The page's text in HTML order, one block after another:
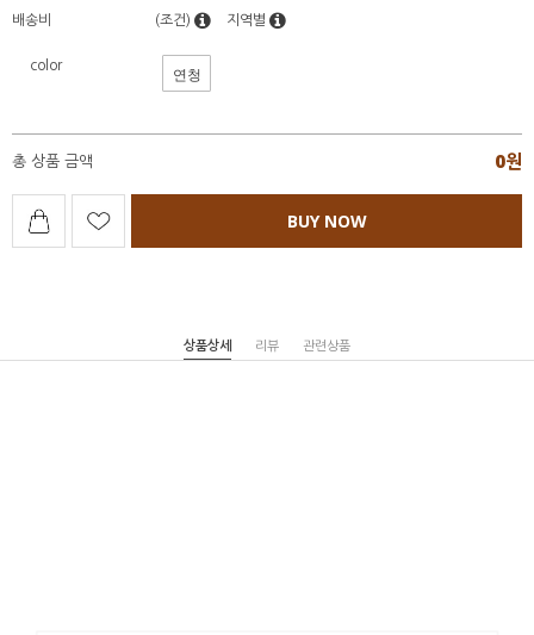
배송비 (조건) 지역별
color 연청
총 상품 금액 0원
BUY NOW
상품상세 리뷰 관련상품